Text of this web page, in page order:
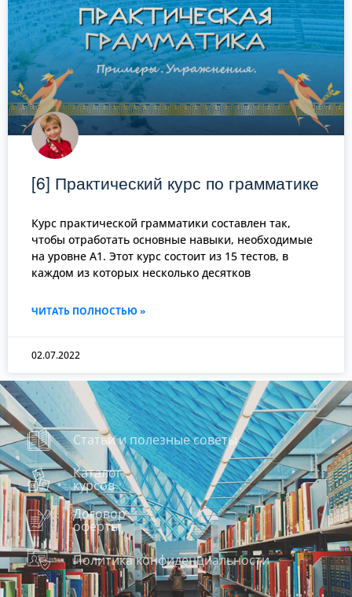
[6] Практический курс по грамматике
Курс практической грамматики составлен так,
чтобы отработать основные навыки, необходимые
на уровне А1. Этот курс состоит из 15 тестов, в
каждом из которых несколько десятков
ЧИТАТЬ ПОЛНОСТЬЮ »
02.07.2022
Статьи и полезные советы
Каталог
курсов
Договор
оферты
Политика конфиденциальности